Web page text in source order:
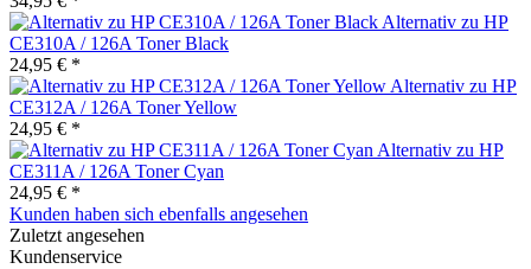
Alternativ zu HP
CE310A / 126A Toner Black
24,95 € *
Alternativ zu HP
CE312A / 126A Toner Yellow
24,95 € *
Alternativ zu HP
CE311A / 126A Toner Cyan
24,95 € *
Kunden haben sich ebenfalls angesehen
Zuletzt angesehen
Kundenservice